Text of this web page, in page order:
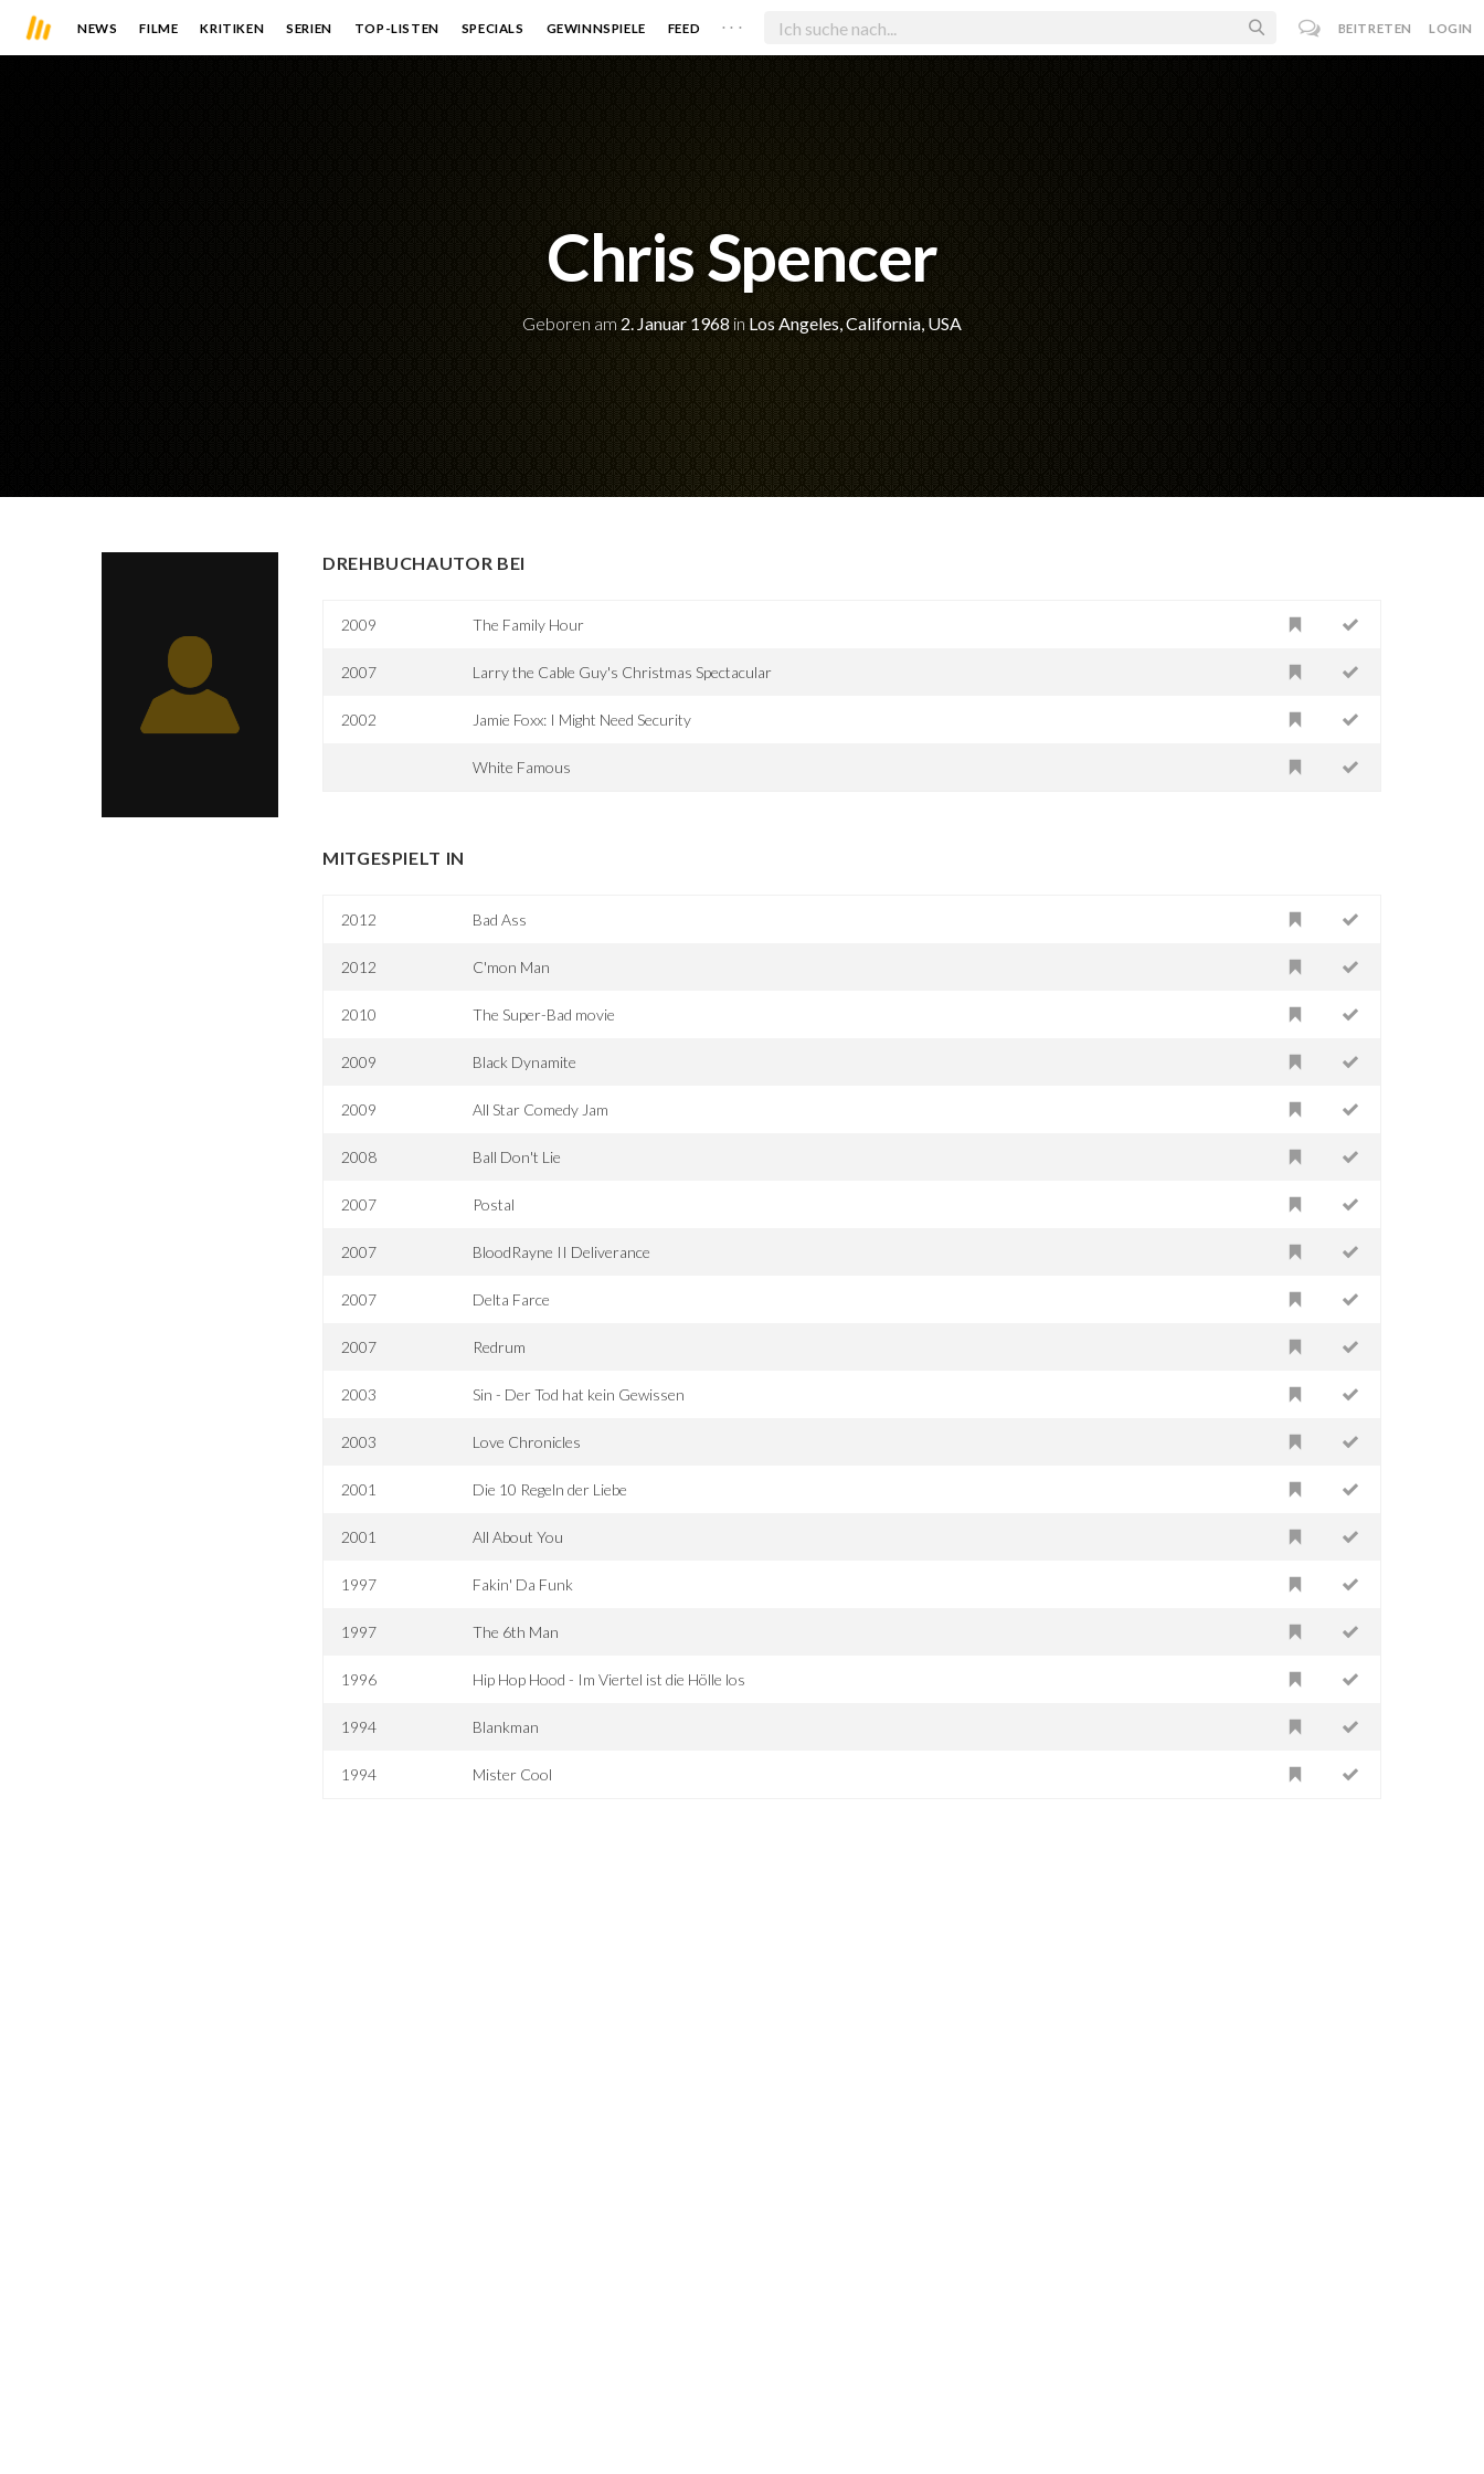
NEWS FILME KRITIKEN SERIEN TOP-LISTEN SPECIALS GEWINNSPIELE FEED . . . BEITRETEN LOGIN
Chris Spencer
Geboren am 2. Januar 1968 in Los Angeles, California, USA
DREHBUCHAUTOR BEI
2009 The Family Hour
2007 Larry the Cable Guy's Christmas Spectacular
2002 Jamie Foxx: I Might Need Security
White Famous
MITGESPIELT IN
2012 Bad Ass
2012 C'mon Man
2010 The Super-Bad movie
2009 Black Dynamite
2009 All Star Comedy Jam
2008 Ball Don't Lie
2007 Postal
2007 BloodRayne II Deliverance
2007 Delta Farce
2007 Redrum
2003 Sin - Der Tod hat kein Gewissen
2003 Love Chronicles
2001 Die 10 Regeln der Liebe
2001 All About You
1997 Fakin' Da Funk
1997 The 6th Man
1996 Hip Hop Hood - Im Viertel ist die Hölle los
1994 Blankman
1994 Mister Cool